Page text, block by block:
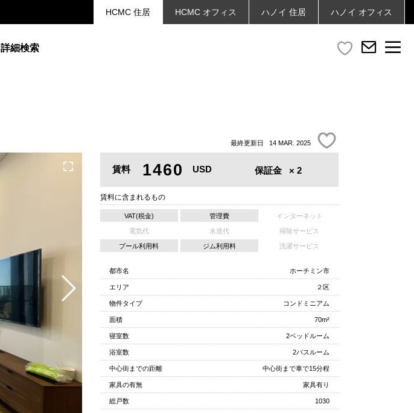
HCMC 住居 HCMC オフィス ハノイ 住居 ハノイ オフィス
詳細検索
最終更新日 14 MAR. 2025
賃料 1460 USD 保証金 × 2
賃料に含まれるもの
VAT(税金) 管理費 インターネット
電気代 水道代 掃除サービス
プール利用料 ジム利用料 洗濯サービス
都市名 ホーチミン市
エリア ２区
物件タイプ コンドミニアム
面積 70m²
寝室数 2ベッドルーム
浴室数 2バスルーム
中心街までの距離 中心街まで車で15分程
家具の有無 家具有り
総戸数 1030